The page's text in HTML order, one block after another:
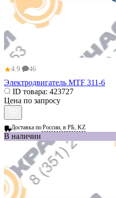
★4.9 46
Электродвигатель MTF 311-6
ID товара: 423727
Цена по запросу
Доставка поРоссии, в РБ, KZ
В наличии